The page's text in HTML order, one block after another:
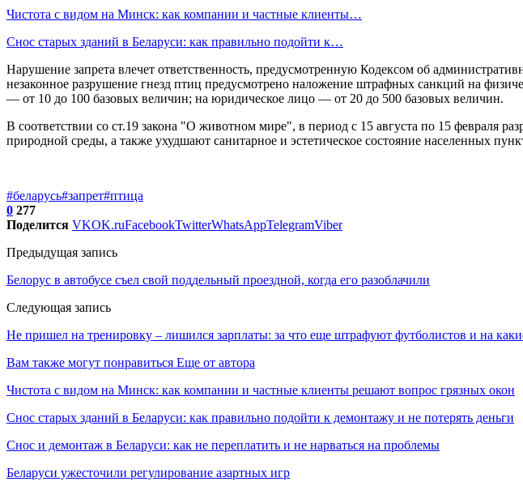
Чистота с видом на Минск: как компании и частные клиенты…
Снос старых зданий в Беларуси: как правильно подойти к…
Нарушение запрета влечет ответственность, предусмотренную Кодексом об
незаконное разрушение гнезд птиц предусмотрено наложение штрафных санкций на
— от 10 до 100 базовых величин; на юридическое лицо — от 20 до 500 базовых величин.
В соответствии со ст.19 закона "О животном мире", в период с 15 августа по 15 февраля
природной среды, а также ухудшают санитарное и эстетическое состояние населенных
#беларусь#запрет#птица
0 277
Поделится VKOK.ruFacebookTwitterWhatsAppTelegramViber
Предыдущая запись
Белорус в автобусе съел свой поддельный проездной, когда его разоблачили
Следующая запись
Не пришел на тренировку – лишился зарплаты: за что еще штрафуют футболистов и на
Вам также могут понравиться Еще от автора
Чистота с видом на Минск: как компании и частные клиенты решают вопрос грязных окон
Снос старых зданий в Беларуси: как правильно подойти к демонтажу и не потерять деньги
Снос и демонтаж в Беларуси: как не переплатить и не нарваться на проблемы
Беларуси ужесточили регулирование азартных игр